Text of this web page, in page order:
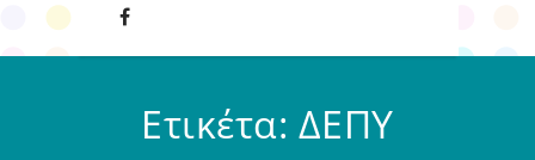
Ετικέτα: ΔΕΠΥ